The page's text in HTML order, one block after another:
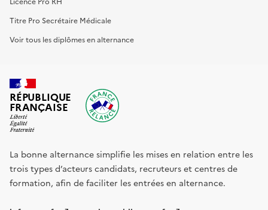
Titre Pro Secrétaire Médicale
Voir tous les diplômes en alternance
RÉPUBLIQUE
FRANÇAISE
La bonne alternance simplifie les mises en relation entre les
trois types d’acteurs candidats, recruteurs et centres de
formation, afin de faciliter les entrées en alternance.